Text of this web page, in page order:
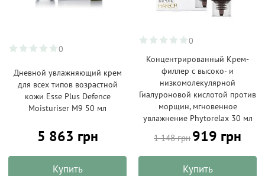
0
Дневной увлажняющий крем
для всех типов возрастной
кожи Esse Plus Defence
Moisturiser M9 50 мл
5 863 грн
Купить
0
Концентрированный Крем-
филлер с высоко- и
низкомолекулярной
Гиалуроновой кислотой против
морщин, мгновенное
увлажнение Phytorelax 30 мл
1 148 грн 919 грн
Купить